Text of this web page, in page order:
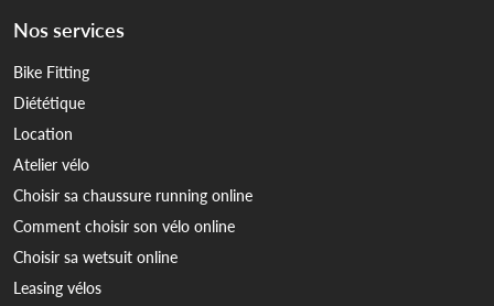
Nos services
Bike Fitting
Diététique
Location
Atelier vélo
Choisir sa chaussure running online
Comment choisir son vélo online
Choisir sa wetsuit online
Leasing vélos